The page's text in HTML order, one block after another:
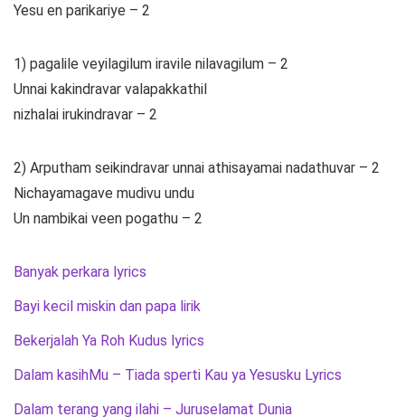
Yesu en parikariye – 2
1) pagalile veyilagilum iravile nilavagilum – 2
Unnai kakindravar valapakkathil
nizhalai irukindravar – 2
2) Arputham seikindravar unnai athisayamai nadathuvar – 2
Nichayamagave mudivu undu
Un nambikai veen pogathu – 2
Banyak perkara lyrics
Bayi kecil miskin dan papa lirik
Bekerjalah Ya Roh Kudus lyrics
Dalam kasihMu – Tiada sperti Kau ya Yesusku Lyrics
Dalam terang yang ilahi – Juruselamat Dunia